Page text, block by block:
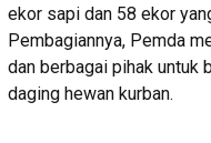
ekor sapi dan 58 ekor
Pembagiannya, Pemda
dan berbagai pihak untuk
daging hewan kurban.